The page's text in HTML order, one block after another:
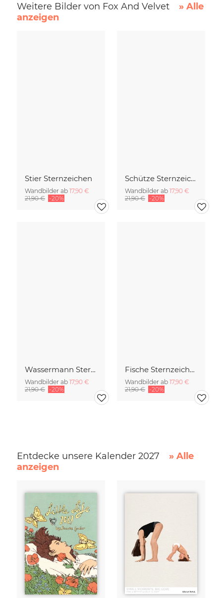
Weitere Bilder von Fox And Velvet
» Alle
anzeigen
Stier Sternzeichen
Wandbilder ab 17,90 €
21,90 € -20%
Schütze Sternzeichen
Wandbilder ab 17,90 €
21,90 € -20%
Wassermann Sternzeichen
Wandbilder ab 17,90 €
21,90 € -20%
Fische Sternzeichen
Wandbilder ab 17,90 €
21,90 € -20%
Entdecke unsere Kalender 2027
» Alle
anzeigen